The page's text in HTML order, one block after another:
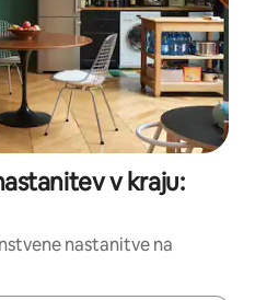
v kraju:
nastanitve na